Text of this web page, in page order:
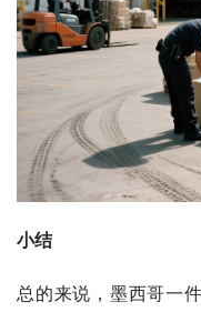
小结
总的来说，墨西哥一